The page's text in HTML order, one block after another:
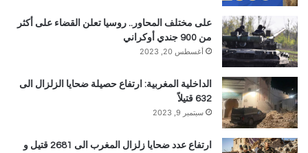
على مختلف المحاور.. روسيا تعلن القضاء على أكثر
من 900 جندي أوكراني
أغسطس 20, 2023
الداخلية المغربية: ارتفاع حصيلة ضحايا الزلزال الى
632 قتيلاً
سبتمبر 9, 2023
ارتفاع عدد ضحايا زلزال المغرب الى 2681 قتيل و